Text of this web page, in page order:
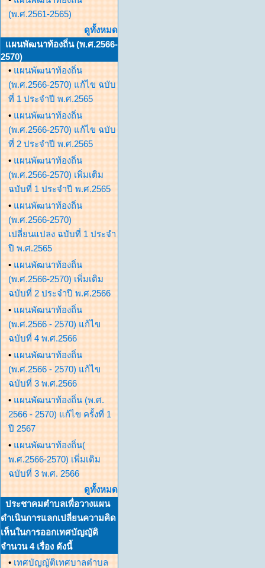
(พ.ศ.2561-2565)
ดูทั้งหมด
แผนพัฒนาท้องถิ่น (พ.ศ.2566-
2570)
• แผนพัฒนาท้องถิ่น
(พ.ศ.2566-2570) แก้ไข ฉบับ
ที่ 1 ประจำปี พ.ศ.2565
• แผนพัฒนาท้องถิ่น
(พ.ศ.2566-2570) แก้ไข ฉบับ
ที่ 2 ประจำปี พ.ศ.2565
• แผนพัฒนาท้องถิ่น
(พ.ศ.2566-2570) เพิ่มเติม
ฉบับที่ 1 ประจำปี พ.ศ.2565
• แผนพัฒนาท้องถิ่น
(พ.ศ.2566-2570)
เปลี่ยนแปลง ฉบับที่ 1 ประจำ
ปี พ.ศ.2565
• แผนพัฒนาท้องถิ่น
(พ.ศ.2566-2570) เพิ่มเติม
ฉบับที่ 2 ประจำปี พ.ศ.2566
• แผนพัฒนาท้องถิ่น
(พ.ศ.2566 - 2570) แก้ไข
ฉบับที่ 4 พ.ศ.2566
• แผนพัฒนาท้องถิ่น
(พ.ศ.2566 - 2570) แก้ไข
ฉบับที่ 3 พ.ศ.2566
• แผนพัฒนาท้องถิ่น (พ.ศ.
2566 - 2570) แก้ไข ครั้งที่ 1
ปี 2567
• แผนพัฒนาท้องถิ่น(
พ.ศ.2566-2570) เพิ่มเติม
ฉบับที่ 3 พ.ศ. 2566
ดูทั้งหมด
ประชาคมตำบลเพื่อวางแผน
ดำเนินการแลกเปลี่ยนความคิด
เห็นในการออกเทศบัญญัติ
จำนวน 4 เรื่อง ดังนี้
• เทศบัญญัติเทศบาลตำบล